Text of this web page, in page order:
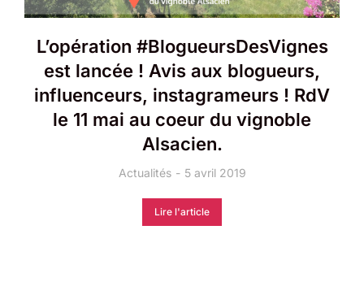
L’opération #BlogueursDesVignes
est lancée ! Avis aux blogueurs,
influenceurs, instagrameurs ! RdV
le 11 mai au coeur du vignoble
Alsacien.
Actualités 5 avril 2019
Lire l'article